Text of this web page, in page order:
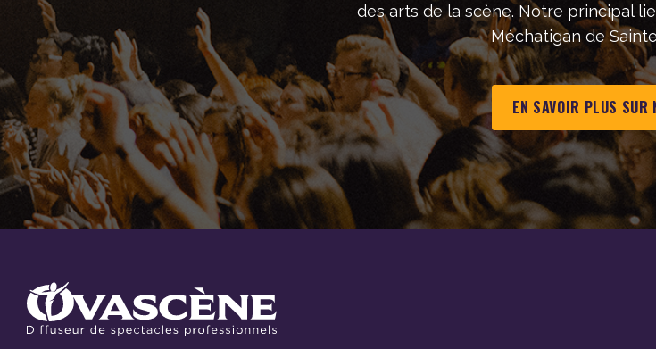
des arts de la scène. Notre principal
Méchatigan de
EN SAVOIR PLUS SUR